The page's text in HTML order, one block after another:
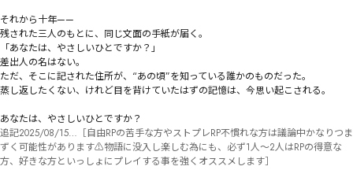
それから十年——
残された三人のもとに、同じ文面の手紙が届く。
「あなたは、やさしいひとですか？」
差出人の名はない。
ただ、そこに記された住所が、“あの頃”を知っている誰かのものだった。
蒸し返したくない、けれど目を背けていたはずの記憶は、今思い起こされる。
あなたは、やさしいひとですか？
追記2025/08/15…［自由RPの苦手な方やストプレRP不慣れな方は議論中かなりつま
ずく可能性があります⚠物語に没入し楽しむ為にも、必ず1人〜2人はRPの得意な
方、好きな方といっしょにプレイする事を強くオススメします］